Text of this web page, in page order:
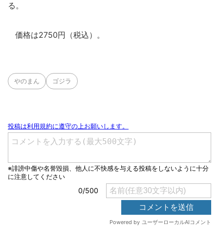
る。
価格は2750円（税込）。
やのまん ゴジラ